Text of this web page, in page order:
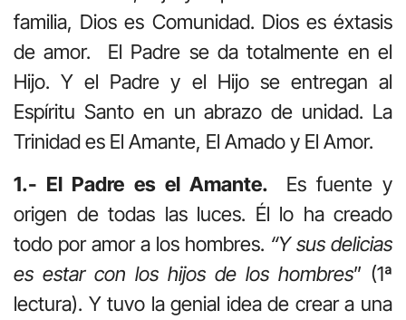
familia, Dios es Comunidad. Dios es éxtasis
de amor. El Padre se da totalmente en el
Hijo. Y el Padre y el Hijo se entregan al
Espíritu Santo en un abrazo de unidad. La
Trinidad es El Amante, El Amado y El Amor.
1.- El Padre es el Amante. Es fuente y
origen de todas las luces. Él lo ha creado
todo por amor a los hombres. “Y sus delicias
es estar con los hijos de los hombres” (1ª
lectura). Y tuvo la genial idea de crear a una